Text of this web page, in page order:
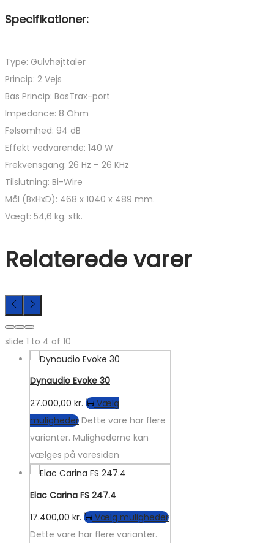
Specifikationer:
Type: Gulvhøjttaler
Princip: 2 Vejs
Bas Princip: BasTrax-port
Impedance: 8 Ohm
Følsomhed: 94 dB
Effekt vedvarende: 140 W
Frekvensgang: 26 Hz – 26 KHz
Tilslutning: Bi-Wire
Mål (BxHxD): 468 x 1040 x 489 mm.
Vægt: 54,6 kg. stk.
Relaterede varer
slide 1 to 4 of 10
Dynaudio Evoke 30
27.000,00 kr.
Vælg
muligheder Dette vare har flere
varianter. Mulighederne kan
vælges på varesiden
Elac Carina FS 247.4
17.400,00 kr.
Vælg muligheder
Dette vare har flere varianter.